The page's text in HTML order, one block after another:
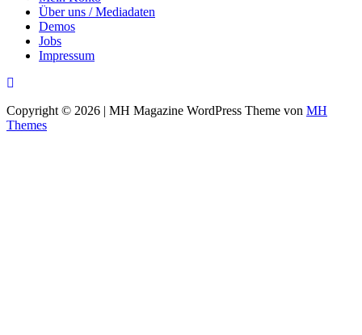
Über uns / Mediadaten
Demos
Jobs
Impressum
Copyright © 2026 | MH Magazine WordPress Theme von MH
Themes